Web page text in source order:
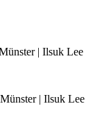
| Ilsuk Lee
| Ilsuk Lee